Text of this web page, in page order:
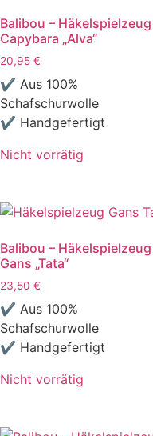
Balibou – Häkelspielzeug
Capybara „Alva“
20,95 €
✔ Aus 100%
Schafschurwolle
✔ Handgefertigt
Nicht vorrätig
Balibou – Häkelspielzeug
Gans „Tata“
23,50 €
✔ Aus 100%
Schafschurwolle
✔ Handgefertigt
Nicht vorrätig